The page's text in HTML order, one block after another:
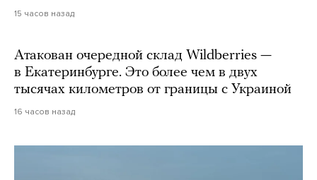
15 часов назад
Атакован очередной склад Wildberries —
в Екатеринбурге. Это более чем в двух
тысячах километров от границы с Украиной
16 часов назад